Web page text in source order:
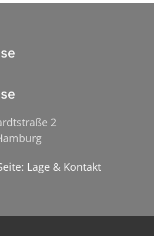
2
Lage & Kontakt